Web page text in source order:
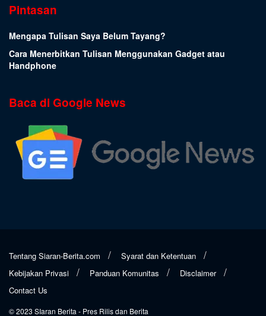
Pintasan
Mengapa Tulisan Saya Belum Tayang?
Cara Menerbitkan Tulisan Menggunakan Gadget atau
Handphone
Baca di Google News
Tentang Siaran-Berita.com
Syarat dan Ketentuan
Kebijakan Privasi
Panduan Komunitas
Disclaimer
Contact Us
© 2023 SIaran Berita - Pres Rilis dan Berita